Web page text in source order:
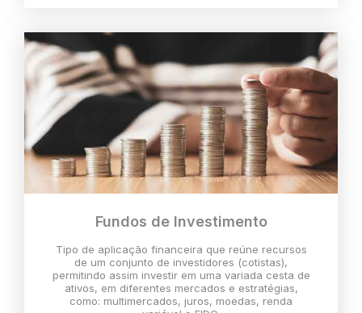
Fundos de Investimento
Tipo de aplicação financeira que reúne recursos
de um conjunto de investidores (cotistas),
permitindo assim investir em uma variada cesta de
ativos, em diferentes mercados e estratégias,
como: multimercados, juros, moedas, renda